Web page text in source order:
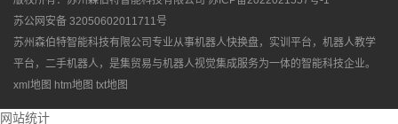
苏公网安备 32050602011711号
苏州森伯特智能科技有限公司专业从事机器人快换盘， 实训平台 ， 机器人教学
平台 ， 二手机器人，是集贸易与机器人视觉集成服务为一体的智能科技企业。
xml地图 htm地图 txt地图
网站统计